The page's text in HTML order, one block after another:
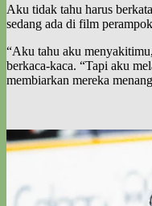
Aku tidak tahu harus
sedang ada di film
“Aku tahu aku
berkaca-kaca. “Tapi aku
membiarkan mereka